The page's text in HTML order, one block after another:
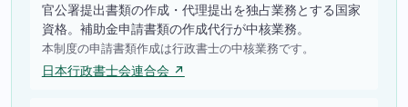
官公署提出書類の作成・代理提出を独占業務とする国家
資格。補助金申請書類の作成代行が中核業務。
本制度の申請書類作成は行政書士の中核業務です。
日本行政書士会連合会 ↗